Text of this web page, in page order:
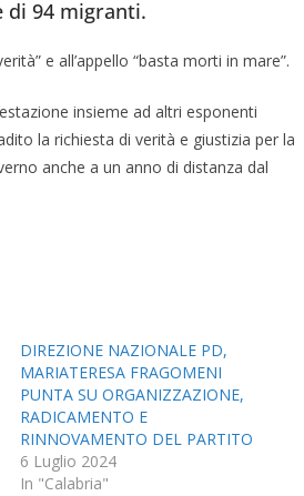
di 94 migranti.
e all’appello “basta morti in mare”.
insieme ad altri esponenti
la richiesta di verità e giustizia per la
anche a un anno di distanza dal
DIREZIONE NAZIONALE PD,
MARIATERESA FRAGOMENI
PUNTA SU ORGANIZZAZIONE,
RADICAMENTO E
RINNOVAMENTO DEL PARTITO
6 Luglio 2024
In "Calabria"